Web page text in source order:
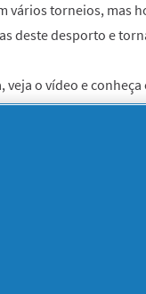
vários torneios, mas
deste desporto e
veja o vídeo e
causas que estes